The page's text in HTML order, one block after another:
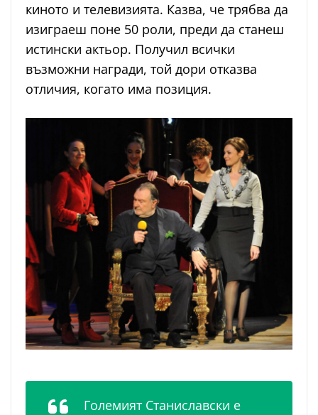
киното и телевизията. Казва, че трябва да
изиграеш поне 50 роли, преди да станеш
истински актьор. Получил всички
възможни награди, той дори отказва
отличия, когато има позиция.
Големият Станиславски е